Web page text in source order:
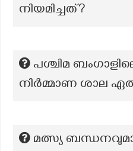
നിയമിച്ചത്?
പശ്ചിമ
നിര്‍മ്മാണ ശാല
മത്സ്യ